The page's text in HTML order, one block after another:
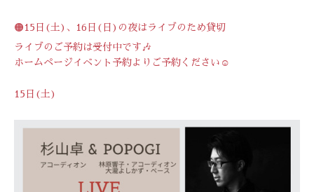
🟠15日(土)、16日(日)の夜はライブのため貸切
ライブのご予約は受付中です🎶
ホームページイベント予約よりご予約ください☺️
15日(土)